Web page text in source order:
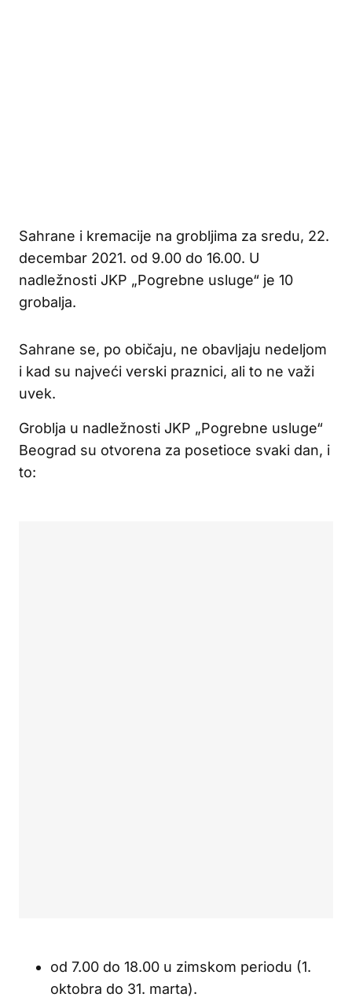
Sahrane i kremacije na grobljima za sredu, 22.
decembar 2021. od 9.00 do 16.00. U
nadležnosti JKP „Pogrebne usluge“ je 10
grobalja.
Sahrane se, po običaju, ne obavljaju nedeljom
i kad su najveći verski praznici, ali to ne važi
uvek.
Groblja u nadležnosti JKP „Pogrebne usluge“
Beograd su otvorena za posetioce svaki dan, i
to:
od 7.00 do 18.00 u zimskom periodu (1.
oktobra do 31. marta).